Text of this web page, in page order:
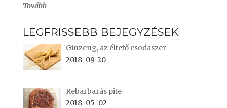
Tovább
LEGFRISSEBB BEJEGYZÉSEK
Ginzeng, az éltető csodaszer
2018-09-20
Rebarbarás pite
2018-05-02